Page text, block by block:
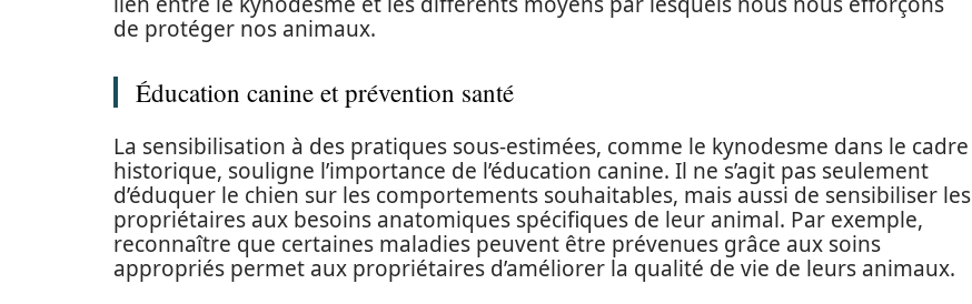
de protéger nos animaux.
Éducation canine et prévention santé
La sensibilisation à des pratiques sous-estimées, comme le kynodesme dans le cadre
historique, souligne l’importance de l’éducation canine. Il ne s’agit pas seulement
d’éduquer le chien sur les comportements souhaitables, mais aussi de sensibiliser les
propriétaires aux besoins anatomiques spécifiques de leur animal. Par exemple,
reconnaître que certaines maladies peuvent être prévenues grâce aux soins
appropriés permet aux propriétaires d’améliorer la qualité de vie de leurs animaux.